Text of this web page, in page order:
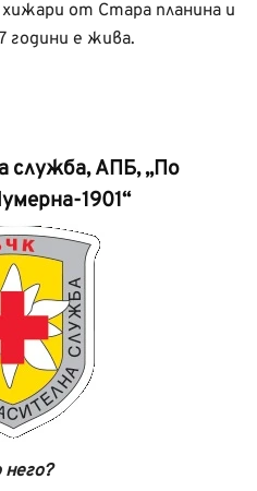
от Стара планина и
години е жива.
служба, АПБ, „По
1901“